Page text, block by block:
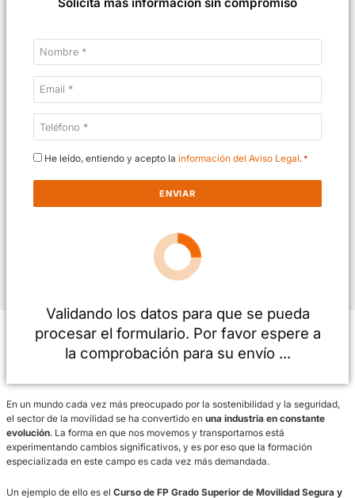
Solicita más información sin compromiso
Nombre
*
Email
*
Teléfono
He leído, entiendo y acepto la
Validando los datos para que se
procesar el formulario. Por favor